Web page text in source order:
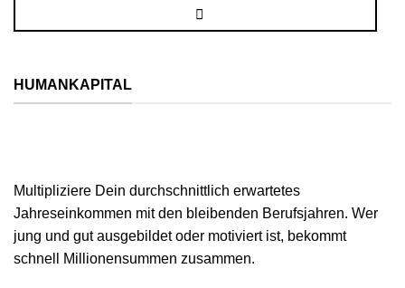
HUMANKAPITAL
Multipliziere Dein durchschnittlich erwartetes
Jahreseinkommen mit den bleibenden Berufsjahren. Wer
jung und gut ausgebildet oder motiviert ist, bekommt
schnell Millionensummen zusammen.